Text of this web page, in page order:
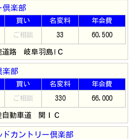
倶楽部
買い 名変料 年会費
ご相談 33 60,500
道路 岐阜羽島IＣ
楽部
買い 名変料 年会費
ご相談 330 66,000
自動車道 関ＩＣ
カントリー倶楽部